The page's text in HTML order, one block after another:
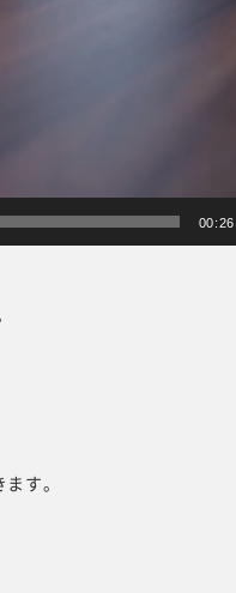
00:26
す。